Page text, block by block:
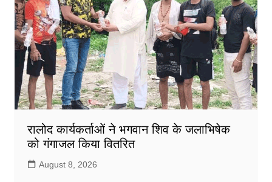
रालोद कार्यकर्ताओं ने भगवान शिव के जलाभिषेक
को गंगाजल किया वितरित
August 8, 2026